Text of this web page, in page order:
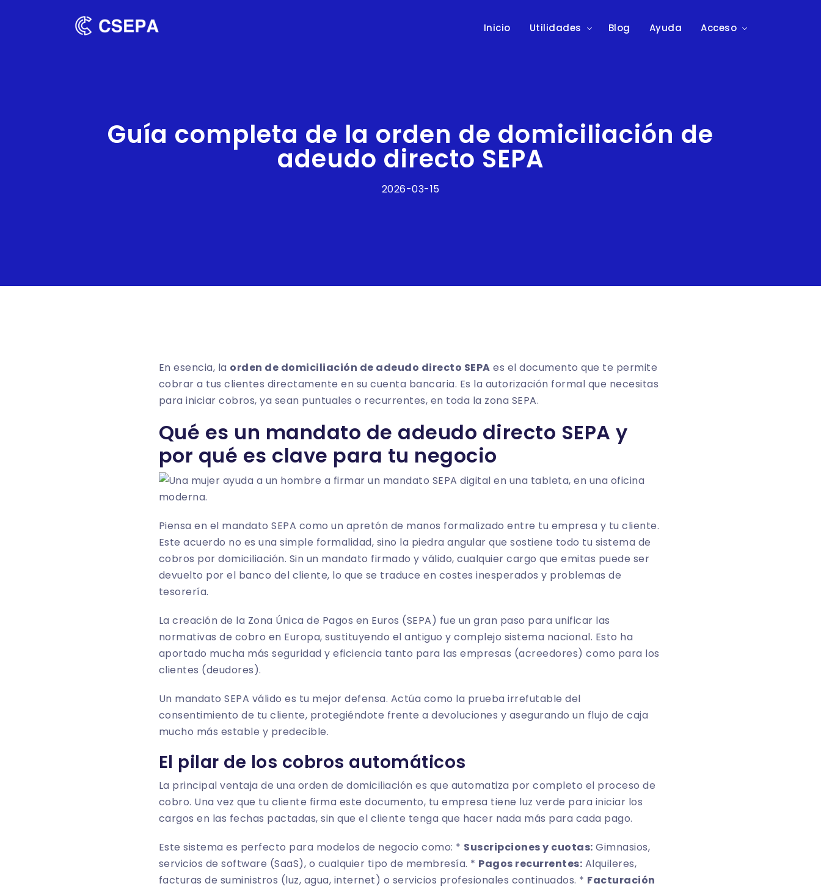
Inicio Utilidades Blog Ayuda Acceso
Guía completa de la orden de domiciliación de
adeudo directo SEPA
2026-03-15
En esencia, la orden de domiciliación de adeudo directo SEPA es el documento que te permite
cobrar a tus clientes directamente en su cuenta bancaria. Es la autorización formal que necesitas
para iniciar cobros, ya sean puntuales o recurrentes, en toda la zona SEPA.
Qué es un mandato de adeudo directo SEPA y
por qué es clave para tu negocio
Piensa en el mandato SEPA como un apretón de manos formalizado entre tu empresa y tu cliente.
Este acuerdo no es una simple formalidad, sino la piedra angular que sostiene todo tu sistema de
cobros por domiciliación. Sin un mandato firmado y válido, cualquier cargo que emitas puede ser
devuelto por el banco del cliente, lo que se traduce en costes inesperados y problemas de
tesorería.
La creación de la Zona Única de Pagos en Euros (SEPA) fue un gran paso para unificar las
normativas de cobro en Europa, sustituyendo el antiguo y complejo sistema nacional. Esto ha
aportado mucha más seguridad y eficiencia tanto para las empresas (acreedores) como para los
clientes (deudores).
Un mandato SEPA válido es tu mejor defensa. Actúa como la prueba irrefutable del
consentimiento de tu cliente, protegiéndote frente a devoluciones y asegurando un flujo de caja
mucho más estable y predecible.
El pilar de los cobros automáticos
La principal ventaja de una orden de domiciliación es que automatiza por completo el proceso de
cobro. Una vez que tu cliente firma este documento, tu empresa tiene luz verde para iniciar los
cargos en las fechas pactadas, sin que el cliente tenga que hacer nada más para cada pago.
Este sistema es perfecto para modelos de negocio como: * Suscripciones y cuotas: Gimnasios,
servicios de software (SaaS), o cualquier tipo de membresía. * Pagos recurrentes: Alquileres,
facturas de suministros (luz, agua, internet) o servicios profesionales continuados. * Facturación